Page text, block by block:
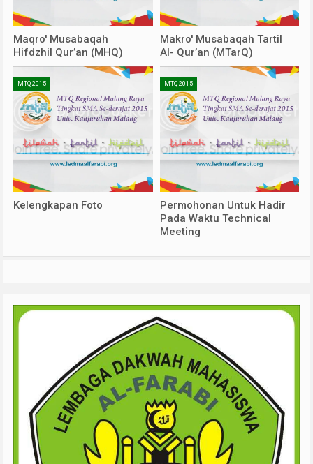
Maqro' Musabaqah
Hifdzhil Qur’an (MHQ)
Makro' Musabaqah Tartil
Al- Qur’an (MTarQ)
MTQ 2015
Kelengkapan Foto
MTQ 2015
Permohonan Untuk Hadir
Pada Waktu Technical
Meeting